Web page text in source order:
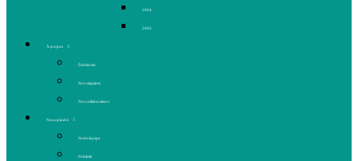
2004
2005
À propos
Échéancier
Nos stagiaires
Nos collaborateurs
Nous joindre
Notre équipe
Publicité